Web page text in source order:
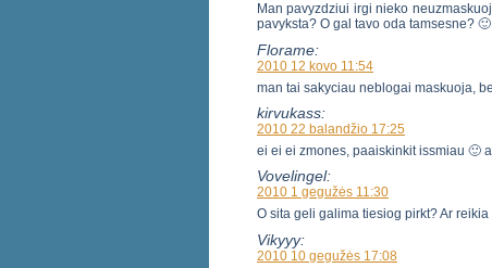
Man pavyzdziui irgi nieko
pavyksta? O gal tavo oda tamsesne? 🙂
Florame:
2010 12 kovo 11:54
man tai sakyciau neblogai maskuoja,
kirvukass:
2010 22 balandžio 17:25
ei ei ei zmones, paaiskinkit issmiau 🙂
Vovelingel:
2010 1 gegužės 11:30
O sita geli galima tiesiog pirkt? Ar
Vikyyy:
2010 10 gegužės 17:08